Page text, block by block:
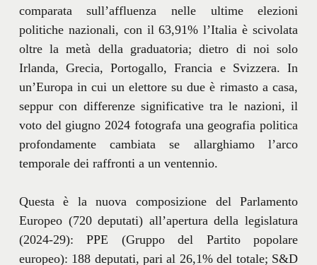
comparata sull’affluenza nelle ultime elezioni
politiche nazionali, con il 63,91% l’Italia è scivolata
oltre la metà della graduatoria; dietro di noi solo
Irlanda, Grecia, Portogallo, Francia e Svizzera. In
un’Europa in cui un elettore su due è rimasto a casa,
seppur con differenze significative tra le nazioni, il
voto del giugno 2024 fotografa una geografia politica
profondamente cambiata se allarghiamo l’arco
temporale dei raffronti a un ventennio.
Questa è la nuova composizione del Parlamento
Europeo (720 deputati) all’apertura della legislatura
(2024-29): PPE (Gruppo del Partito popolare
europeo): 188 deputati, pari al 26,1% del totale; S&D